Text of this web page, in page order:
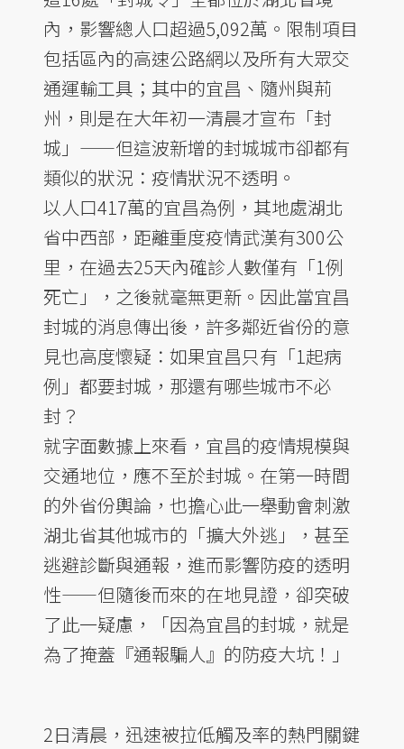
內，影響總人口超過5,092萬。限制項目
包括區內的高速公路網以及所有大眾交
通運輸工具；其中的宜昌、隨州與荊
州，則是在大年初一清晨才宣布「封
城」——但這波新增的封城城市卻都有
類似的狀況：疫情狀況不透明。
以人口417萬的宜昌為例，其地處湖北
省中西部，距離重度疫情武漢有300公
里，在過去25天內確診人數僅有「1例
死亡」，之後就毫無更新。因此當宜昌
封城的消息傳出後，許多鄰近省份的意
見也高度懷疑：如果宜昌只有「1起病
例」都要封城，那還有哪些城市不必
封？
就字面數據上來看，宜昌的疫情規模與
交通地位，應不至於封城。在第一時間
的外省份輿論，也擔心此一舉動會刺激
湖北省其他城市的「擴大外逃」，甚至
逃避診斷與通報，進而影響防疫的透明
性——但隨後而來的在地見證，卻突破
了此一疑慮，「因為宜昌的封城，就是
為了掩蓋『通報騙人』的防疫大坑！」
2日清晨，迅速被拉低觸及率的熱門關鍵